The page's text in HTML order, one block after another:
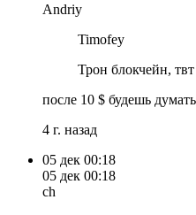
Andriy
Timofey
Трон блокчейн,
после 10 $ будешь
4 г. назад
05 дек 00:18
05 дек 00:18
ch